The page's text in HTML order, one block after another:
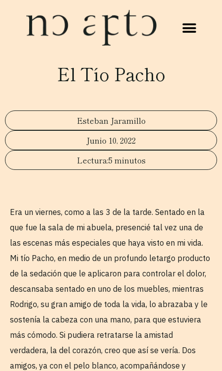
El Tío Pacho
Esteban Jaramillo
Junio 10, 2022
5 minutos
Era un viernes, como a las 3 de la tarde. Sentado en la
que fue la sala de mi abuela, presencié tal vez una de
las escenas más especiales que haya visto en mi vida.
Mi tío Pacho, en medio de un profundo letargo producto
de la sedación que le aplicaron para controlar el dolor,
descansaba sentado en uno de los muebles, mientras
Rodrigo, su gran amigo de toda la vida, lo abrazaba y le
sostenía la cabeza con una mano, para que estuviera
más cómodo. Si pudiera retratarse la amistad
verdadera, la del corazón, creo que así se vería. Dos
amigos, ya con el pelo blanco, acompañándose y